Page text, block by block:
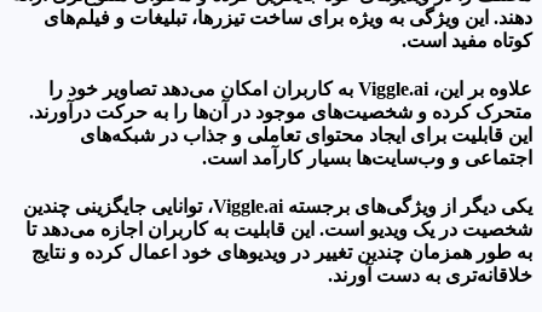
دهند. این ویژگی به ویژه برای ساخت تیزرها، تبلیغات و فیلم‌های
کوتاه مفید است.
علاوه بر این، Viggle.ai به کاربران امکان می‌دهد تصاویر خود را
متحرک کرده و شخصیت‌های موجود در آن‌ها را به حرکت درآورند.
این قابلیت برای ایجاد محتوای تعاملی و جذاب در شبکه‌های
اجتماعی و وب‌سایت‌ها بسیار کارآمد است.
یکی دیگر از ویژگی‌های برجسته Viggle.ai، توانایی جایگزینی چندین
شخصیت در یک ویدیو است. این قابلیت به کاربران اجازه می‌دهد تا
به طور همزمان چندین تغییر در ویدیوهای خود اعمال کرده و نتایج
خلاقانه‌تری به دست آورند.